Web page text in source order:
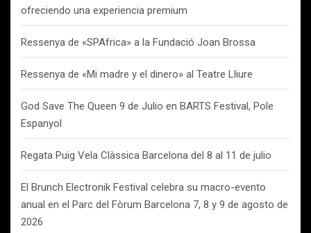
ofreciendo una experiencia premium
Ressenya de «SPAfrica» a la Fundació Joan Brossa
Ressenya de «Mi madre y el dinero» al Teatre Lliure
God Save The Queen 9 de Julio en BARTS Festival, Pole
Espanyol
Regata Puig Vela Clàssica Barcelona del 8 al 11 de julio
El Brunch Electronik Festival celebra su macro-evento
anual en el Parc del Fòrum Barcelona 7, 8 y 9 de agosto de
2026